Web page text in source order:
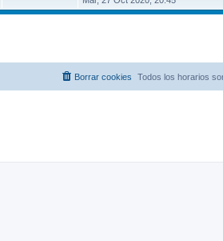
r
m
Todos los horarios
Borrar cookies